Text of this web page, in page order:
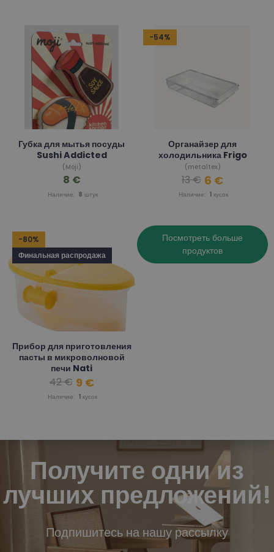
Губка для мытья посуды
Sushi Addicted
(Moji)
Наличие: 8 штук
8 €
-54%
Органайзер для
холодильника Frigo
(metaltex)
Наличие: 1 кусок
13 € 6 €
-80%
Финальная распродажа
Прибор для приготовления
пасты в микроволновой
печи Nati
(InnovaGoods)
Наличие:
1 кусок
42 € 9 €
Посмотреть больше
продуктов
Получите одни из
лучших предложений!
Подпишитесь на нашу рассылку